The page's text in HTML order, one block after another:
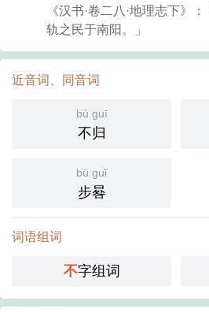
《汉书·卷二八·地理志下》
轨之民于南阳。」
近音词、同音词
bù guī
不归
bù guǐ
步晷
词语组词
不字组词